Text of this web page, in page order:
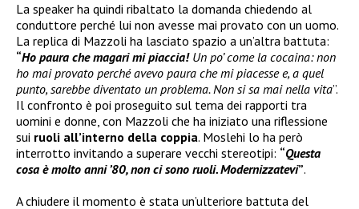
La speaker ha quindi ribaltato la domanda chiedendo al
conduttore perché lui non avesse mai provato con un uomo.
La replica di Mazzoli ha lasciato spazio a un’altra battuta:
“Ho paura che magari mi piaccia! Un po’ come la cocaina: non
ho mai provato perché avevo paura che mi piacesse e, a quel
punto, sarebbe diventato un problema. Non si sa mai nella vita”.
Il confronto è poi proseguito sul tema dei rapporti tra
uomini e donne, con Mazzoli che ha iniziato una riflessione
sui ruoli all’interno della coppia. Moslehi lo ha però
interrotto invitando a superare vecchi stereotipi: “Questa
cosa è molto anni ’80, non ci sono ruoli. Modernizzatevi”.
A chiudere il momento è stata un’ulteriore battuta del